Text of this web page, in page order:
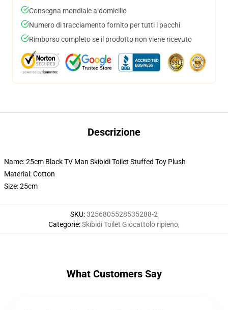
Consegna mondiale a domicilio
Numero di tracciamento fornito per tutti i pacchi
Rimborso completo se il prodotto non viene ricevuto
Descrizione
Name: 25cm Black TV Man Skibidi Toilet Stuffed Toy Plush
Material: Cotton
Size: 25cm
SKU:3256805528535288-2
Categorie:Skibidi Toilet Giocattolo ripieno,
What Customers Say